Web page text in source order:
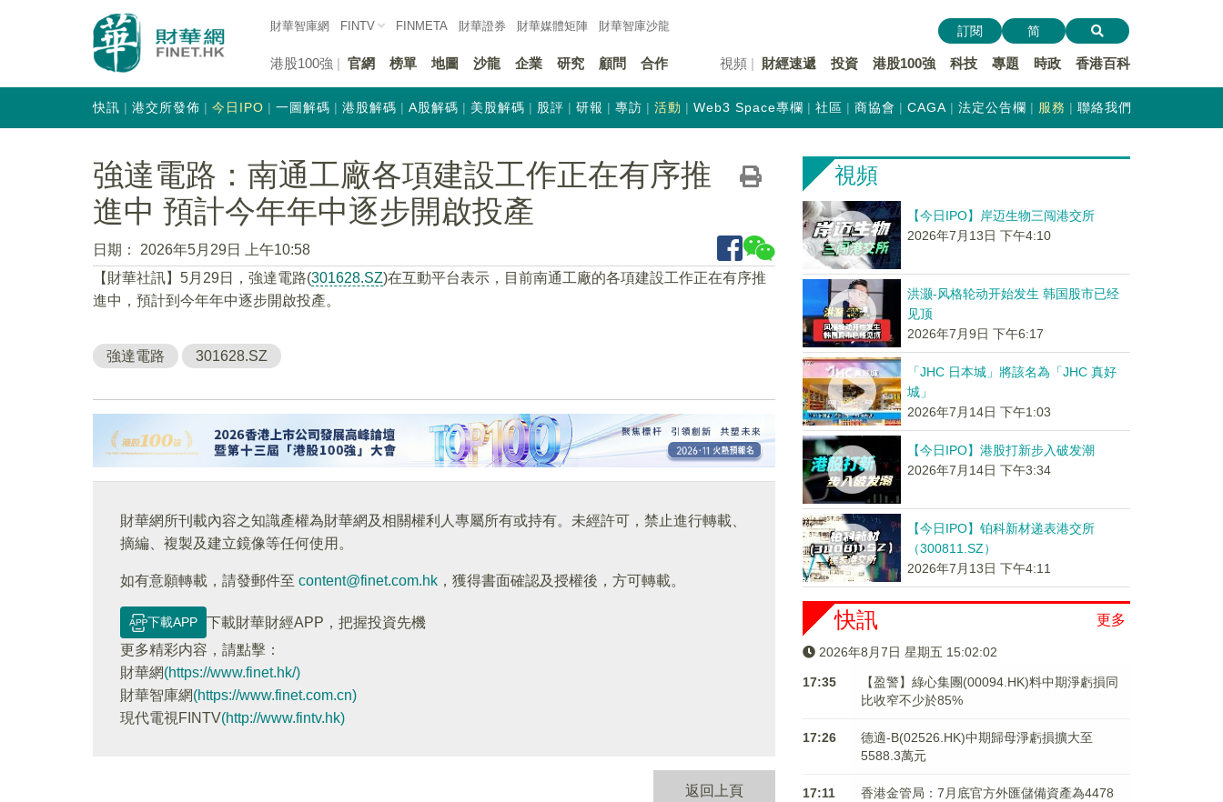
財華智庫網 FINTV FINMETA 財華證券 財華媒體矩陣 財華智庫沙龍
港股100強 官網 榜單 地圖 沙龍 企業 研究 顧問 合作 視頻 財經速遞 投資 港股100強 科技 專題 時政 香港百科
訂閱 简
快訊 港交所發佈 今日IPO 一圖解碼 港股解碼 A股解碼 美股解碼 股評 研報 專訪 活動 Web3 Space專欄 社區 商協會 CAGA 法定公告欄 服務 聯絡我們
強達電路：南通工廠各項建設工作正在有序推
進中 預計今年年中逐步開啟投產
日期：
2026年5月29日 上午10:58
【財華社訊】5月29日，強達電路(301628.SZ)在互動平台表示，目前南通工廠的各項建設工作正在有序推
進中，預計到今年年中逐步開啟投產。
強達電路 301628.SZ
財華網所刊載內容之知識產權為財華網及相關權利人專屬所有或持有。未經許可，禁止進行轉載、
摘編、複製及建立鏡像等任何使用。
如有意願轉載，請發郵件至 content@finet.com.hk ，獲得書面確認及授權後，方可轉載。
下載APP
下載財華財經APP，把握投資先機
更多精彩内容，請點擊：
財華網(https://www.finet.hk/)
財華智庫網(https://www.finet.com.cn)
現代電視FINTV(http://www.fintv.hk)
返回上頁
視頻
【今日IPO】岸迈生物三闯港交所
2026年7月13日 下午4:10
洪灏-风格轮动开始发生 韩国股市已经
见顶
2026年7月9日 下午6:17
「JHC 日本城」將該名為「JHC 真好
城」
2026年7月14日 下午1:03
【今日IPO】港股打新步入破发潮
2026年7月14日 下午3:34
【今日IPO】铂科新材递表港交所
（300811.SZ）
2026年7月13日 下午4:11
更多
快訊
2026年8月7日 星期五 15:02:02
17:35
【盈警】綠心集團(00094.HK)料中期淨虧損同
比收窄不少於85%
17:26
德適-B(02526.HK)中期歸母淨虧損擴大至
5588.3萬元
17:11
香港金管局：7月底官方外匯儲備資產為4478